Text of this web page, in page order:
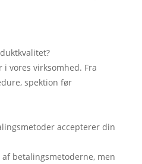
vores virksomhed. Fra
spektion før
accepterer din
betalingsmetoderne, men